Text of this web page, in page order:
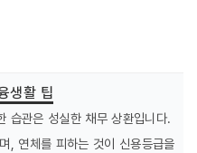
생활 팁
습관은 성실한 채무 상환입니다.
, 연체를 피하는 것이 신용등급을